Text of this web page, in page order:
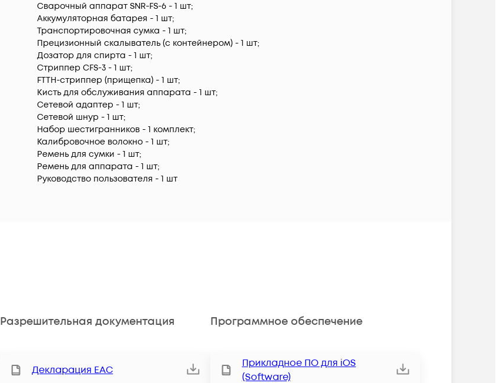
Сварочный аппарат SNR-FS-6 - 1 шт;
Аккумуляторная батарея - 1 шт;
Транспортировочная сумка - 1 шт;
Прецизионный cкалыватель (с контейнером) - 1 шт;
Дозатор для спирта - 1 шт;
Стриппер CFS-3 - 1 шт;
FTTH-стриппер (прищепка) - 1 шт;
Кисть для обслуживания аппарата - 1 шт;
Сетевой адаптер - 1 шт;
Сетевой шнур - 1 шт;
Набор шестигранников - 1 комплект;
Калибровочное волокно - 1 шт;
Ремень для сумки - 1 шт;
Ремень для аппарата - 1 шт;
Руководство пользователя - 1 шт
Разрешительная документация
Декларация ЕАС
Программное обеспечение
Прикладное ПО для iOS
(Software)